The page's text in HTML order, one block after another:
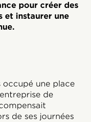
pour créer des
et instaurer une
occupé une place
de
de ses journées